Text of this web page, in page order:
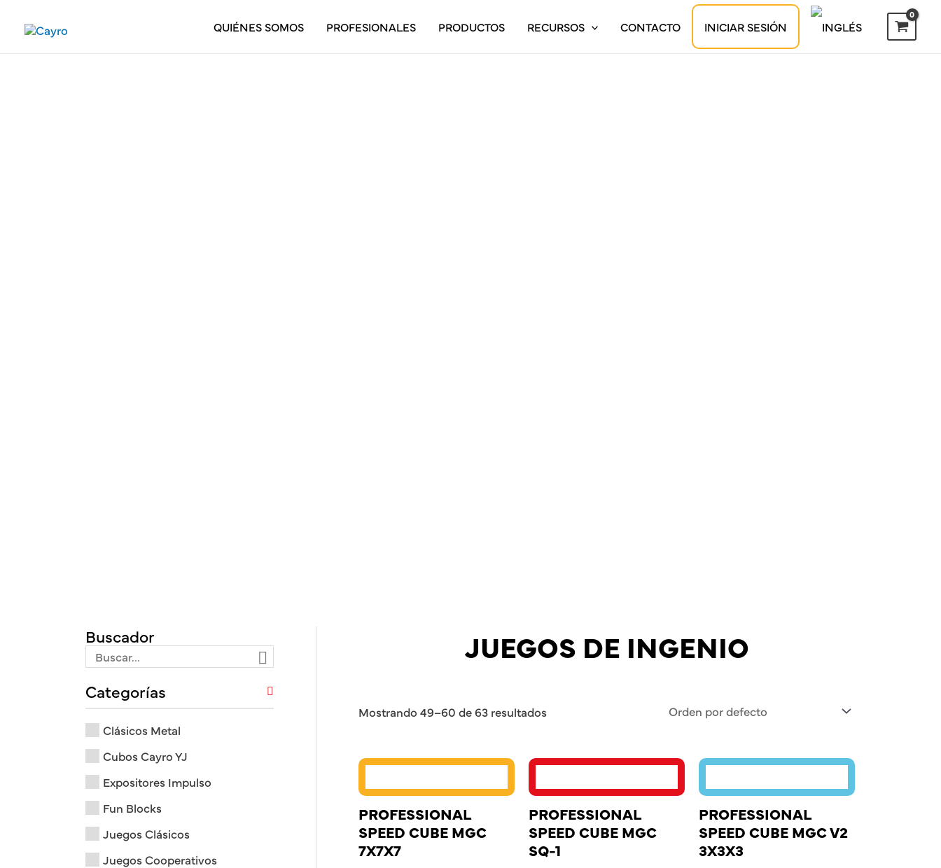
QUIÉNES SOMOS PROFESIONALES PRODUCTOS RECURSOS CONTACTO INICIAR SESIÓN
Buscador
Categorías
Clásicos Metal
Cubos Cayro YJ
Expositores Impulso
Fun Blocks
Juegos Clásicos
Juegos Cooperativos
JUEGOS DE INGENIO
Mostrando 49–60 de 63 resultados
PROFESSIONAL
SPEED CUBE MGC
7X7X7
PROFESSIONAL
SPEED CUBE MGC
SQ-1
PROFESSIONAL
SPEED CUBE MGC V2
3X3X3